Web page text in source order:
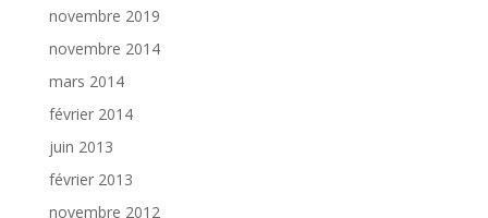
novembre 2019
novembre 2014
mars 2014
février 2014
juin 2013
février 2013
novembre 2012